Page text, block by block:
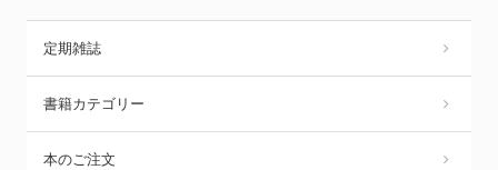
定期雑誌
書籍カテゴリー
本のご注文